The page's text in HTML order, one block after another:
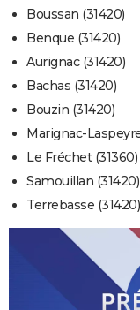
Boussan (31420)
Benque (31420)
Aurignac (31420)
Bachas (31420)
Bouzin (31420)
Marignac-
Le Fréchet (31360)
Samouillan (31420)
Terrebasse (31420)